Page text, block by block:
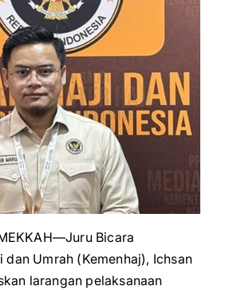
Bicara
dan Umrah (Kemenhaj), Ichsan
larangan pelaksanaan